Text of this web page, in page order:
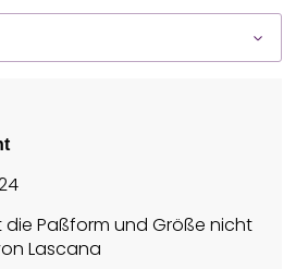
die Paßform und Größe nicht
Lascana